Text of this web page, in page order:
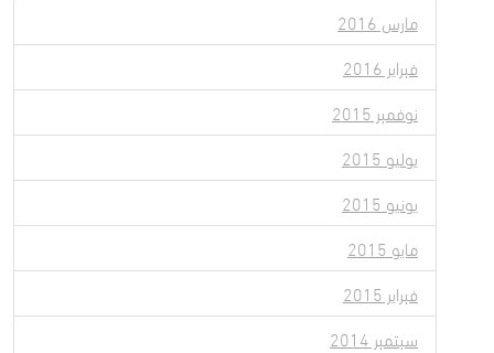
مارس 2016
فبراير 2016
نوفمبر 2015
يوليو 2015
يونيو 2015
مايو 2015
فبراير 2015
سبتمبر 2014